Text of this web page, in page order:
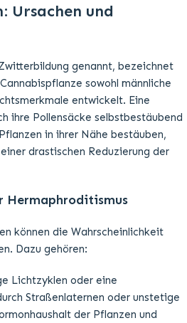
Ursachen und
genannt, bezeichnet
sowohl männliche
entwickelt. Eine
ihre Pollensäcke selbstbestäubend
in ihrer Nähe bestäuben,
drastischen Reduzierung der
Hermaphroditismus
können die Wahrscheinlichkeit
Dazu gehören:
Lichtzyklen oder eine
Straßenlaternen oder unstetige
der Pflanzen und